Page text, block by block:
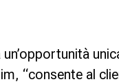
“consente al